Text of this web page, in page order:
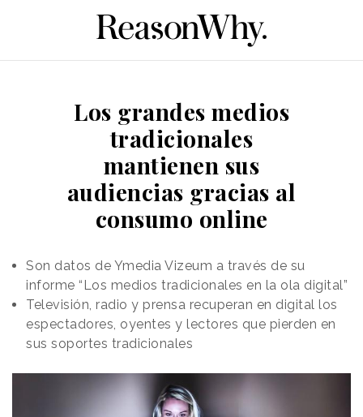
Los grandes medios
tradicionales
mantienen sus
audiencias gracias al
consumo online
Son datos de Ymedia Vizeum a través de su
informe “Los medios tradicionales en la ola digital”
Televisión, radio y prensa recuperan en digital los
espectadores, oyentes y lectores que pierden en
sus soportes tradicionales